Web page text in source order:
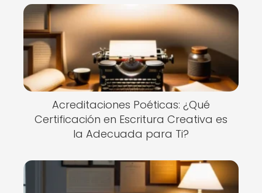
Acreditaciones Poéticas: ¿Qué
Certificación en Escritura Creativa es
la Adecuada para Ti?